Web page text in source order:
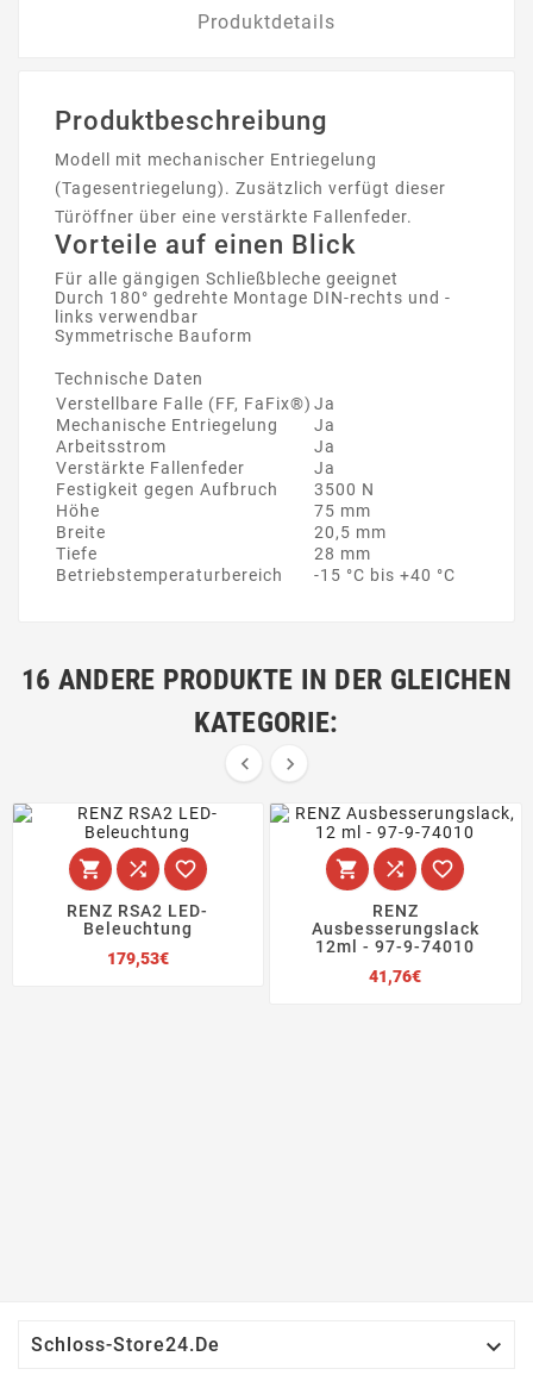
Produktdetails
Produktbeschreibung
Modell mit mechanischer Entriegelung
(Tagesentriegelung). Zusätzlich verfügt dieser
Türöffner über eine verstärkte Fallenfeder.
Vorteile auf einen Blick
Für alle gängigen Schließbleche geeignet
Durch 180° gedrehte Montage DIN-rechts und -
links verwendbar
Symmetrische Bauform
Technische Daten
Verstellbare Falle (FF, FaFix®) Ja
Mechanische Entriegelung
Ja
Arbeitsstrom
Ja
Verstärkte Fallenfeder
Ja
Festigkeit gegen Aufbruch
3500 N
Höhe
75 mm
Breite
20,5 mm
Tiefe
28 mm
Betriebstemperaturbereich
-15 °C bis +40 °C
16 ANDERE PRODUKTE IN DER GLEICHEN
KATEGORIE:
 
  
RENZ RSA2 LED-
Beleuchtung
179,53€Preis
  
RENZ
Ausbesserungslack
12ml - 97-9-74010
41,76€Preis
Schloss-Store24.de 